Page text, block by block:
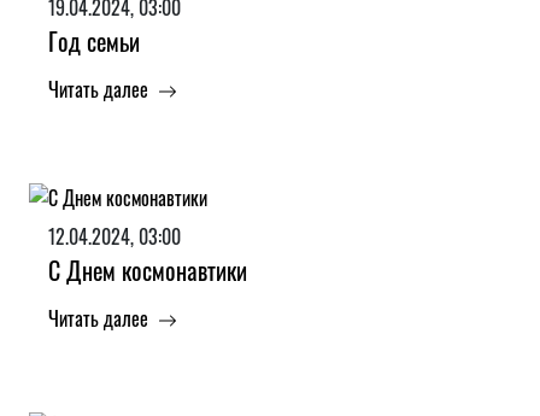
19.04.2024, 03:00
Год семьи
Читать далее
12.04.2024, 03:00
С Днем космонавтики
Читать далее